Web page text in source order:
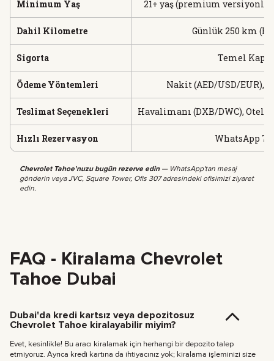
Minimum Yaş 21+ yaş (premium
Dahil Kilometre Günlük 250 km
Sigorta Temel
Ödeme Yöntemleri Nakit (AED/USD/EUR),
Teslimat Seçenekleri Havalimanı (DXB/DWC),
Hızlı Rezervasyon WhatsApp 7/
Chevrolet Tahoe'nuzu bugün rezerve edin— WhatsApp'tan mesaj
gönderin veya JVC, Square Tower, Ofis 307 adresindeki ofisimizi ziyaret
edin.
FAQ - Kiralama Chevrolet
Tahoe Dubai
Dubai'da kredi kartsız veya depozitosuz
Chevrolet Tahoe kiralayabilir miyim?
Evet, kesinlikle! Bu aracı kiralamak için herhangi bir depozito talep
etmiyoruz. Ayrıca kredi kartına da ihtiyacınız yok; kiralama işleminizi size